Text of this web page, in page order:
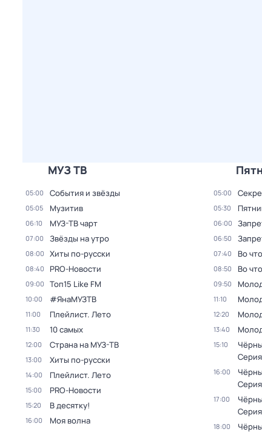
МУЗ ТВ
05:00 События и звёзды
05:05 Музитив
06:10 МУЗ-ТВ чарт
07:00 Звёзды на утро
08:00 Xиты по-pусски
08:40 PRO-Новости
09:00 Топ15 Like FM
10:00 #ЯнаМУЗТВ
11:00 Плейлист. Лето
11:30 10 самых
12:00 Страна на МУЗ-ТВ
13:00 Xиты по-pусски
14:00 Плейлист. Лето
15:00 PRO-Новости
15:20 В десятку!
16:00 Моя волна
05:00
05:30
06:00
06:50
07:40 Во
08:50 Во
09:50
11:10
12:20
13:40
15:10
16:00
17:00
18:00